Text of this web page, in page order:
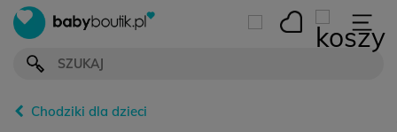
Chodziki dla dzieci